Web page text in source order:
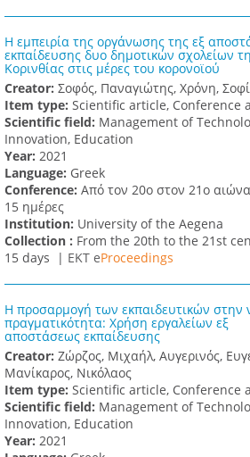
Η εμπειρία της οργάνωσης της εξ
εκπαίδευσης δυο δημοτικών σχολείων
Κορινθίας στις μέρες του κορονοϊού
Creator: Σοφός, Παναγιώτης, Χρόνη,
Item type: Scientific article, Conference
Scientific field: Management of
Innovation, Education
Υear: 2021
Language: Greek
Conference: Από τον 20ο στον 21ο
15 ημέρες
Institution: University of the Aegena
Collection : From the 20th to the 21st
15 days | ΕΚΤ eProceedings
H προσαρμογή των εκπαιδευτικών στην
πραγματικότητα: Χρήση εργαλείων εξ
αποστάσεως εκπαίδευσης
Creator: Ζώρζος, Μιχαήλ, Αυγερινός,
Μανίκαρος, Νικόλαος
Item type: Scientific article, Conference
Scientific field: Management of
Innovation, Education
Υear: 2021